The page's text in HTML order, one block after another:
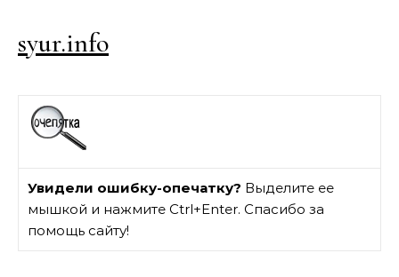
syur.info
Увидели ошибку-опечатку? Выделите ее
мышкой и нажмите Ctrl+Enter. Спасибо за
помощь сайту!